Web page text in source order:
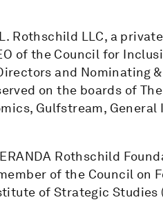
Rothschild LLC, a
of the Council for
and Nominating
on the boards of
Gulfstream,
Rothschild
of the Council on
of Strategic Studies